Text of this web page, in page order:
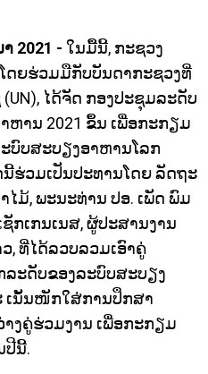
2021 - ໃນມື້ນີ້, ກະຊວງ
ໂດຍຮ່ວມມືກັບບັນດາກະຊວງທີ່
ໄດ້ຈັດ ກອງປະຊຸມລະດັບ
ານ 2021 ຂຶ້ນ ເພື່ອກະກຽມ
ບົບສະບຽງອາຫານໂລກ
ຮ່ວມເປັນປະທານໂດຍ ລັດຖະ
ມ້, ພະນະທ່ານ ປອ. ເພັດ ພົມ
ກເກນເນສ, ຜູ້ປະສານງານ
, ທີ່ໄດ້ລວບລວມເອົາຄູ່
ະດັບຂອງລະບົບສະບຽງ
ເນັ້ນໜັກໃສ່ການປຶກສາ
ງຄູ່ຮ່ວມງານ ເພື່ອກະກຽມ
ປີນີ້.